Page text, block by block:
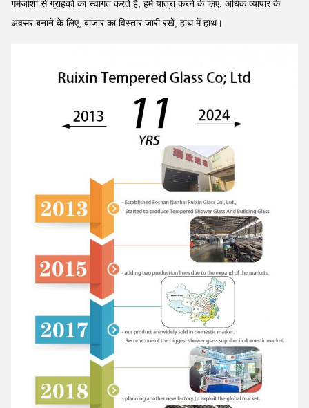
गर्मजोशी से ग्राहकों का स्वागत करते हैं, हमें यात्रा करने के लिए, अधिक व्यापार के
अवसर बनाने के लिए, बाजार का विस्तार जारी रखें, हाथ में हाथ।